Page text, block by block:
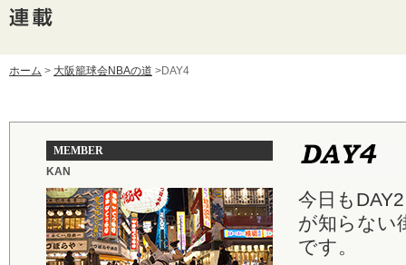
ホーム > 大阪籠球会NBAの道 >DAY4
MEMBER
KAN
今日も
が知らない
です。